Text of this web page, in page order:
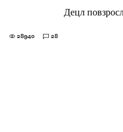
Децл
28940 28